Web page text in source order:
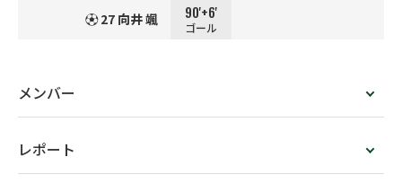
⚽️ 27 向井 颯 90'+6'
ゴール
メンバー
レポート